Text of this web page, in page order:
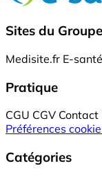
Sites du Groupe
Medisite.fr E-
Pratique
CGU CGV Contact
Préférences
Catégories